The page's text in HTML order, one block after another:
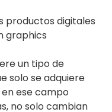
productos digitales
graphics
un tipo de
solo se adquiere
ese campo
no solo cambian